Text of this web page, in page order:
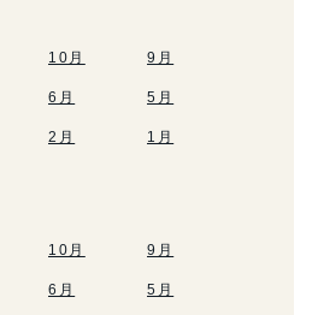
10月 9月
6月 5月
2月 1月
10月 9月
6月 5月